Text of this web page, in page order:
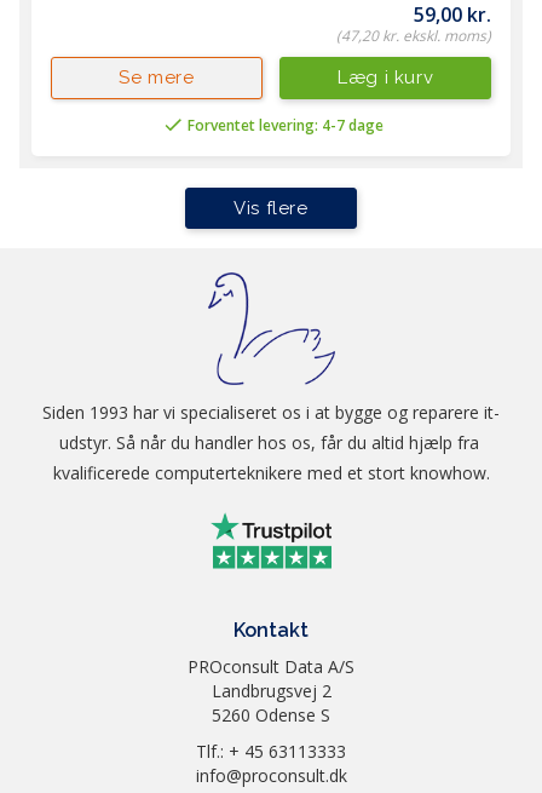
59,00 kr.
(47,20 kr. ekskl. moms)
Forventet levering: 4-7 dage
Læg i kurv
Se mere
Vis flere
Siden 1993 har vi specialiseret os i at bygge og reparere it-
udstyr. Så når du handler hos os, får du altid hjælp fra
kvalificerede computerteknikere med et stort knowhow.
Kontakt
PROconsult Data A/S
Landbrugsvej 2
5260 Odense S
Tlf.: + 45 63113333
info@proconsult.dk